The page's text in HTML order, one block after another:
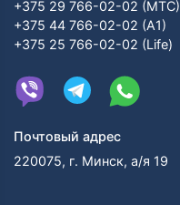
+375 29 766-02-02 (МТС)
+375 44 766-02-02 (А1)
+375 25 766-02-02 (Life)
Почтовый адрес
220075, г. Минск, а/я 19